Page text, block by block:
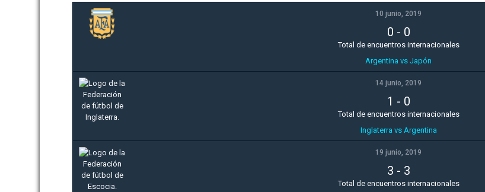
10 junio, 2019
0 - 0
Total de encuentros internacionales
Argentina vs Japón
14 junio, 2019
1 - 0
Total de encuentros internacionales
Inglaterra vs Argentina
19 junio, 2019
3 - 3
Total de encuentros internacionales